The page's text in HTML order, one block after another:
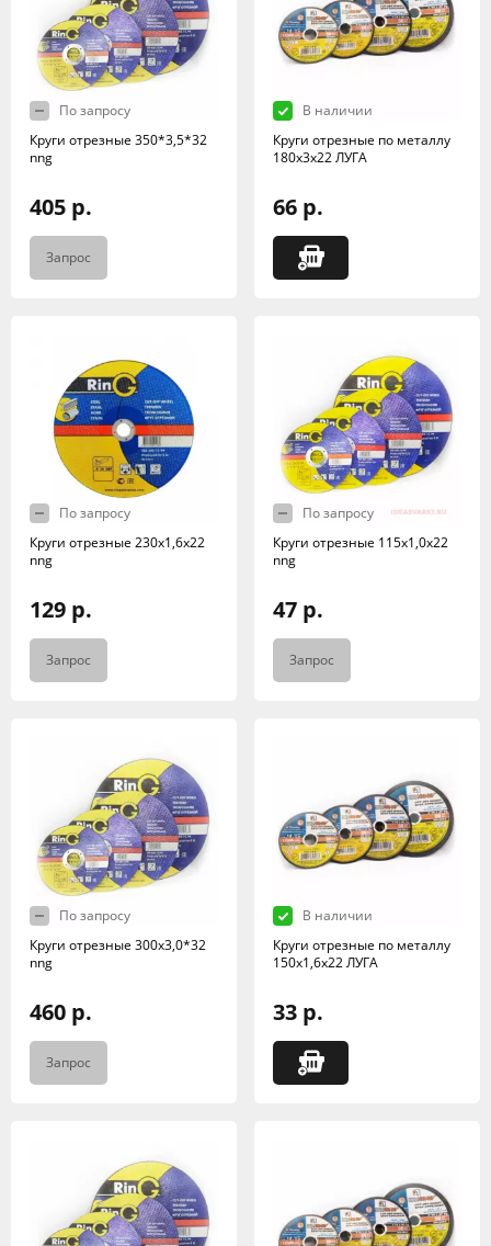
По запросу
Круги отрезные 350*3,5*32
nng
405 р.
Запрос
В наличии
Круги отрезные по металлу
180х3х22 ЛУГА
66 р.
По запросу
Круги отрезные 230х1,6х22
nng
129 р.
Запрос
По запросу
Круги отрезные 115х1,0х22
nng
47 р.
Запрос
По запросу
Круги отрезные 300х3,0*32
nng
460 р.
Запрос
В наличии
Круги отрезные по металлу
150х1,6х22 ЛУГА
33 р.